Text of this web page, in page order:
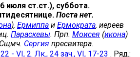
июля ст.ст.), суббота.
Поста нет.
), Ермиппа и Ермократа, иереев
Параскевы. Прп. Моисея (икона)
Сщмч. Сергия пресвитера.
- VI, 2. Лк., 24 зач., VI, 17-23 . Ряд.: